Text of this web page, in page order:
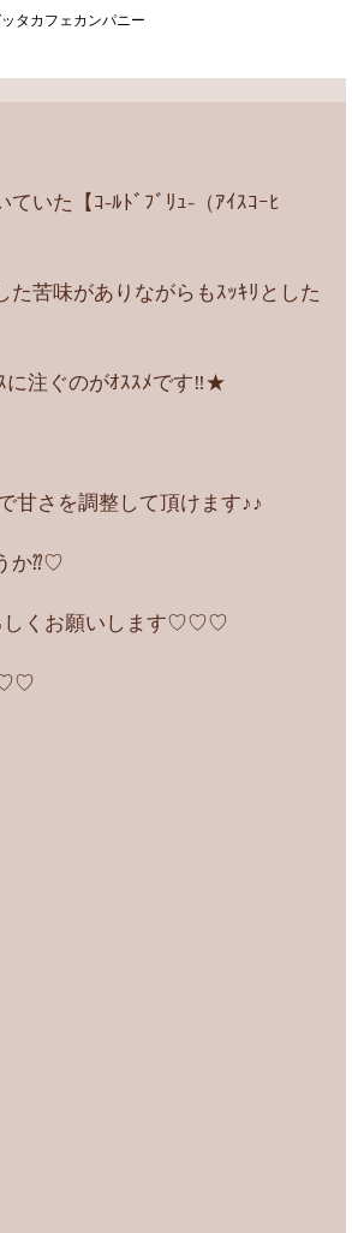
タカフェカンパニー
いた【ｺ-ﾙﾄﾞﾌﾞﾘｭ-（ｱｲｽｺｰﾋ
た苦味がありながらもｽｯｷﾘとした
に注ぐのがｵｽｽﾒです‼︎★
甘さを調整して頂けます♪♪
か⁇♡
しくお願いします♡♡♡